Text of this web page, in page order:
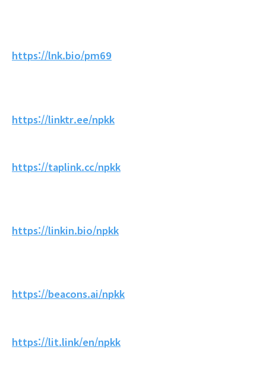
https://lnk.bio/pm69
https://linktr.ee/npkk
https://taplink.cc/npkk
https://linkin.bio/npkk
https://beacons.ai/npkk
https://lit.link/en/npkk